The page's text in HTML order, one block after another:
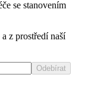
se stanovením
z prostředí naší